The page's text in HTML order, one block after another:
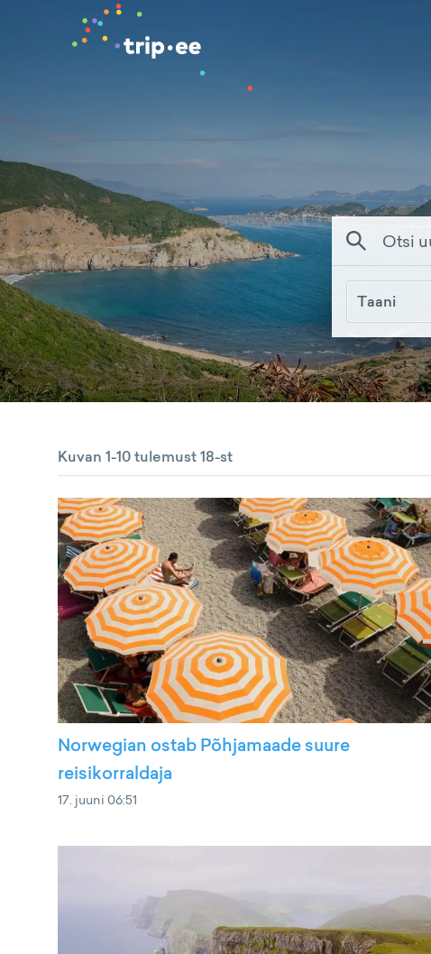
Taani
Kuvan 1-10 tulemust 18-st
Norwegian ostab Põhjamaade suure
reisikorraldaja
17. juuni 06:51